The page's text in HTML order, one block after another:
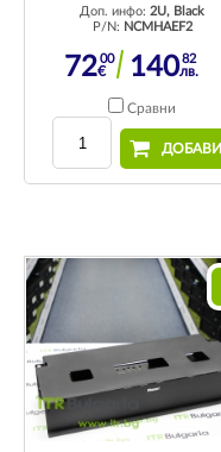
Доп. инфо:2U, Black
P/N: NCMHAEF2
7200
€ 14082
лв.
Сравни
ДОБАВИ